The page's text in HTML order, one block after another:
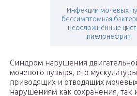
Инфекции мочевых
бессимптомная
неосложнённые
пиелонефрит
Синдром нарушения
мочевого пузыря, его
приводящих и отводящих
нарушениям как сохранения, так